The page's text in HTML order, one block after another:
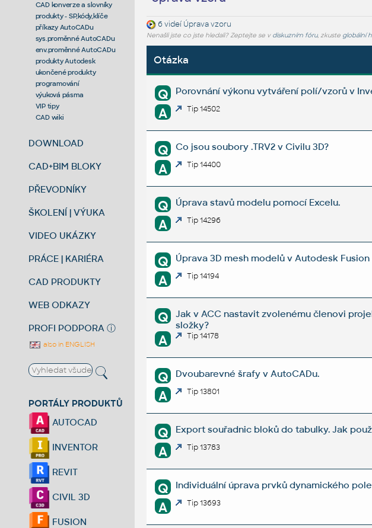
CAD konverze a slovníky
produkty - SP,kódy,klíče
příkazy AutoCADu
sys.proměnné AutoCADu
env.proměnné AutoCADu
produkty Autodesk
ukončené produkty
programování
výuková pásma
VIP tipy
CAD wiki
DOWNLOAD
CAD+BIM BLOKY
PŘEVODNÍKY
ŠKOLENÍ | VÝUKA
VIDEO UKÁZKY
PRÁCE | KARIÉRA
CAD PRODUKTY
WEB ODKAZY
PROFI PODPORA ⓘ
also in ENGLISH
PORTÁLY PRODUKTŮ
AUTOCAD
INVENTOR
REVIT
CIVIL 3D
FUSION
6 videí Úprava vzoru
Nenašli jste co jste hledali? Zeptejte se v diskuzním fóru, zkuste globální
Otázka
Q Porovnání výkonu vytváření polí/vzorů v
A Tip 14502
Q Co jsou soubory .TRV2 v Civilu 3D?
A Tip 14400
Q Úprava stavů modelu pomocí Excelu.
A Tip 14296
Q Úprava 3D mesh modelů v Autodesk Fusion
A Tip 14194
Q
Jak v ACC nastavit zvolenému členovi
složky?
A Tip 14178
Q Dvoubarevné šrafy v AutoCADu.
A Tip 13801
Q Export souřadnic bloků do tabulky. Jak
A Tip 13783
Q Individuální úprava prvků dynamického
A Tip 13693